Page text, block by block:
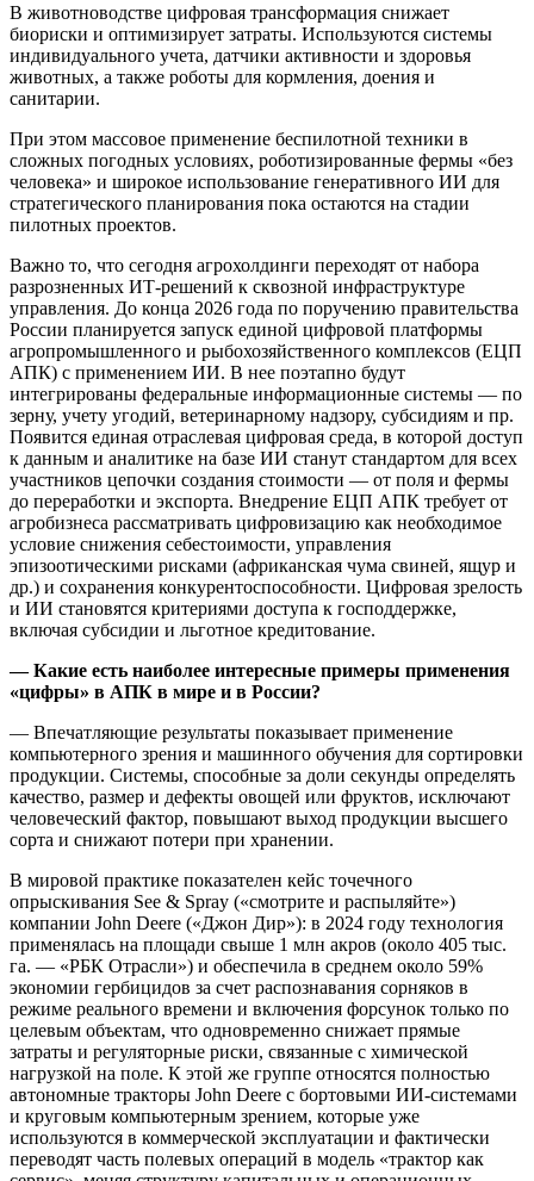
В животноводстве цифровая трансформация снижает
биориски и оптимизирует затраты. Используются системы
индивидуального учета, датчики активности и здоровья
животных, а также роботы для кормления, доения и
санитарии.
При этом массовое применение беспилотной техники в
сложных погодных условиях, роботизированные фермы «без
человека» и широкое использование генеративного ИИ для
стратегического планирования пока остаются на стадии
пилотных проектов.
Важно то, что сегодня агрохолдинги переходят от набора
разрозненных ИТ‑решений к сквозной инфраструктуре
управления. До конца 2026 года по поручению правительства
России планируется запуск единой цифровой платформы
агропромышленного и рыбохозяйственного комплексов (ЕЦП
АПК) с применением ИИ. В нее поэтапно будут
интегрированы федеральные информационные системы — по
зерну, учету угодий, ветеринарному надзору, субсидиям и пр.
Появится единая отраслевая цифровая среда, в которой доступ
к данным и аналитике на базе ИИ станут стандартом для всех
участников цепочки создания стоимости — от поля и фермы
до переработки и экспорта. Внедрение ЕЦП АПК требует от
агробизнеса рассматривать цифровизацию как необходимое
условие снижения себестоимости, управления
эпизоотическими рисками (африканская чума свиней, ящур и
др.) и сохранения конкурентоспособности. Цифровая зрелость
и ИИ становятся критериями доступа к господдержке,
включая субсидии и льготное кредитование.
— Какие есть наиболее интересные примеры применения
«цифры» в АПК в мире и в России?
— Впечатляющие результаты показывает применение
компьютерного зрения и машинного обучения для сортировки
продукции. Системы, способные за доли секунды определять
качество, размер и дефекты овощей или фруктов, исключают
человеческий фактор, повышают выход продукции высшего
сорта и снижают потери при хранении.
В мировой практике показателен кейс точечного
опрыскивания See & Spray («смотрите и распыляйте»)
компании John Deere («Джон Дир»): в 2024 году технология
применялась на площади свыше 1 млн акров (около 405 тыс.
га. — «РБК Отрасли») и обеспечила в среднем около 59%
экономии гербицидов за счет распознавания сорняков в
режиме реального времени и включения форсунок только по
целевым объектам, что одновременно снижает прямые
затраты и регуляторные риски, связанные с химической
нагрузкой на поле. К этой же группе относятся полностью
автономные тракторы John Deere с бортовыми ИИ‑системами
и круговым компьютерным зрением, которые уже
используются в коммерческой эксплуатации и фактически
переводят часть полевых операций в модель «трактор как